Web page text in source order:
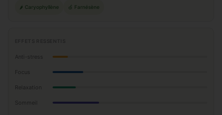
🌶️ Caryophyllène 🍏 Farnésène
Anti-stress
Focus
Relaxation
Sommeil